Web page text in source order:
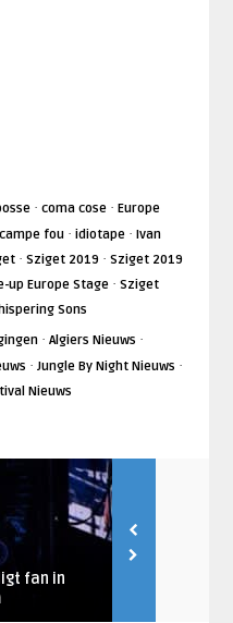
· coma cose· Europe
fou· idiotape· Ivan
· Sziget 2019 · Sziget 2019
up Europe Stage· Sziget
Sons
· Algiers Nieuws ·
· Jungle By Night Nieuws ·
Nieuws
fan in